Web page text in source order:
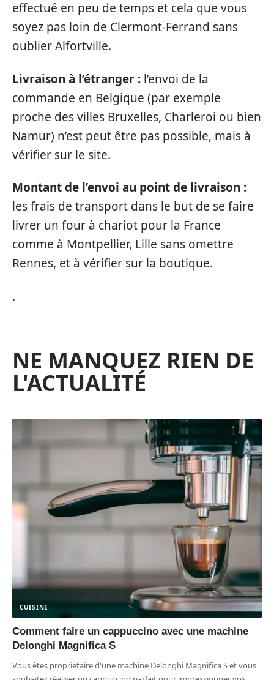
effectué en peu de temps et cela que vous
soyez pas loin de Clermont-Ferrand sans
oublier Alfortville.
Livraison à l’étranger : l’envoi de la
commande en Belgique (par exemple
proche des villes Bruxelles, Charleroi ou bien
Namur) n’est peut être pas possible, mais à
vérifier sur le site.
Montant de l’envoi au point de livraison :
les frais de transport dans le but de se faire
livrer un four à chariot pour la France
comme à Montpellier, Lille sans omettre
Rennes, et à vérifier sur la boutique.
.
NE MANQUEZ RIEN DE
L'ACTUALITÉ
CUISINE
Comment faire un cappuccino avec une machine
Delonghi Magnifica S
Vous êtes propriétaire d'une machine Delonghi Magnifica S et vous